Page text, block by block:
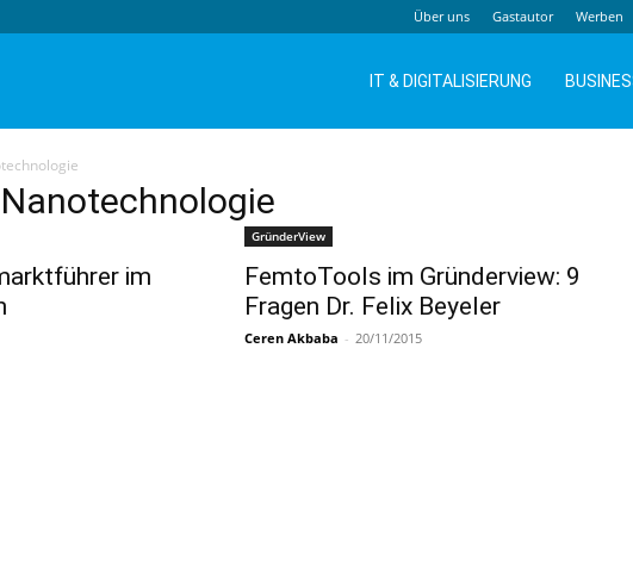
Über uns Gastautor Werben
IT & DIGITALISIERUNG
im
GründerView
FemtoTools im Gründerview: 9
Fragen Dr. Felix Beyeler
Ceren Akbaba - 20/11/2015